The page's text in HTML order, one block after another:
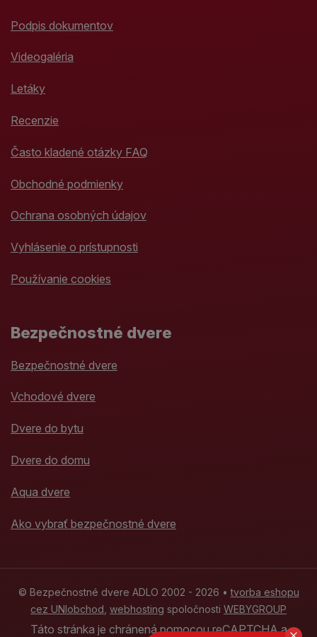
Podpis dokumentov
Videogaléria
Letáky
Recenzie
Často kladené otázky FAQ
Obchodné podmienky
Ochrana osobných údajov
Vyhlásenie o prístupnosti
Používanie cookies
Bezpečnostné dvere
Bezpečnostné dvere
Vchodové dvere
Dvere do bytu
Dvere do domu
Aqua dvere
Ako vybrať bezpečnostné dvere
© Bezpečnostné dvere ADLO 2002 - 2026 •tvorba eshopu
cez UNIobchod, webhosting spoločnosti WEBYGROUP
Táto stránka je chránená pomocou reCAPTCHA a